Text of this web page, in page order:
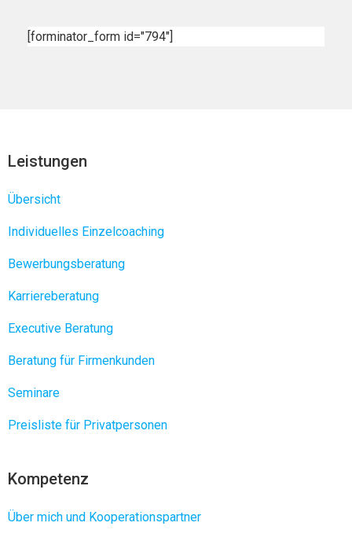
[forminator_form id="794"]
Leistungen
Übersicht
Individuelles Einzelcoaching
Bewerbungsberatung
Karriereberatung
Executive Beratung
Beratung für Firmenkunden
Seminare
Preisliste für Privatpersonen
Kompetenz
Über mich und Kooperationspartner